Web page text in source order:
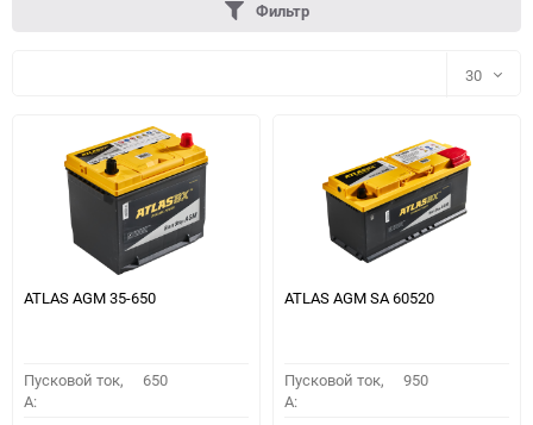
Фильтр
30
30
60
ATLAS AGM 35-650
Пусковой ток,
A:
650
ATLAS AGM SA 60520
Пусковой ток,
A:
950